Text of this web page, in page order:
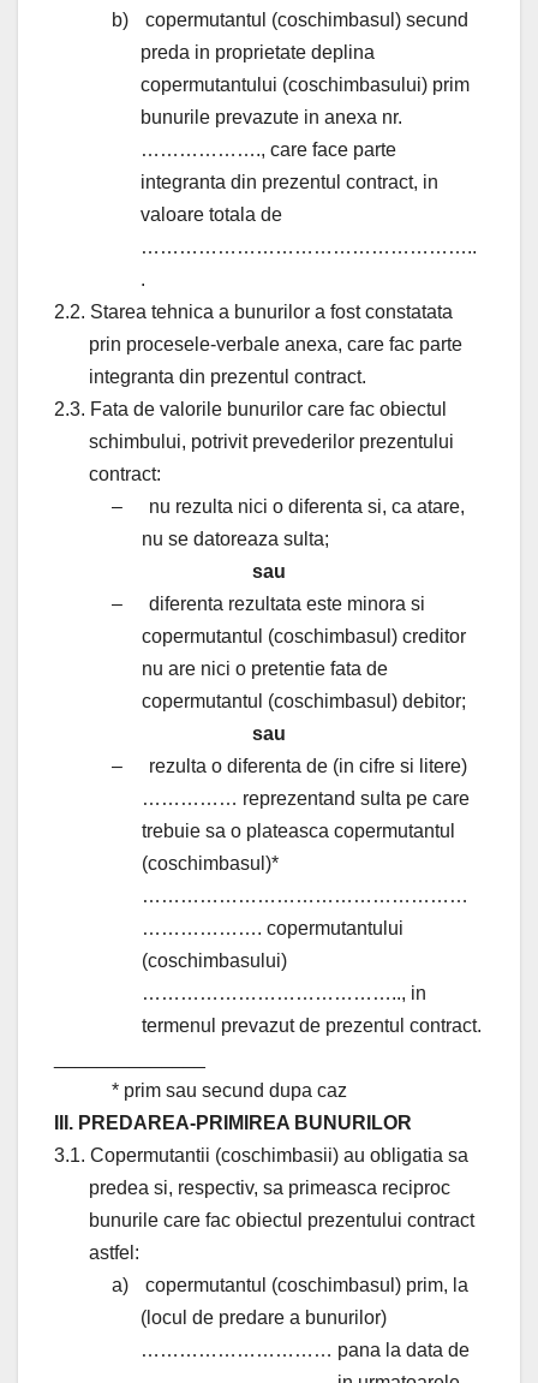
b)
copermutantul (coschimbasul) secund
preda in proprietate deplina
copermutantului (coschimbasului) prim
bunurile prevazute in anexa nr.
………………., care face parte
integranta din prezentul contract, in
valoare totala de
……………………………………………..
.
2.2. Starea tehnica a bunurilor a fost constatata
prin procesele-verbale anexa, care fac parte
integranta din prezentul contract.
2.3. Fata de valorile bunurilor care fac obiectul
schimbului, potrivit prevederilor prezentului
contract:
–
nu rezulta nici o diferenta si, ca atare,
nu se datoreaza sulta;
sau
–
diferenta rezultata este minora si
copermutantul (coschimbasul) creditor
nu are nici o pretentie fata de
copermutantul (coschimbasul) debitor;
sau
–
rezulta o diferenta de (in cifre si litere)
…………… reprezentand sulta pe care
trebuie sa o plateasca copermutantul
(coschimbasul)*
……………………………………………
………………. copermutantului
(coschimbasului)
………………………………….., in
termenul prevazut de prezentul contract.
* prim sau secund dupa caz
III. PREDAREA-PRIMIREA BUNURILOR
3.1. Copermutantii (coschimbasii) au obligatia sa
predea si, respectiv, sa primeasca reciproc
bunurile care fac obiectul prezentului contract
astfel:
a)
copermutantul (coschimbasul) prim, la
(locul de predare a bunurilor)
………………………… pana la data de